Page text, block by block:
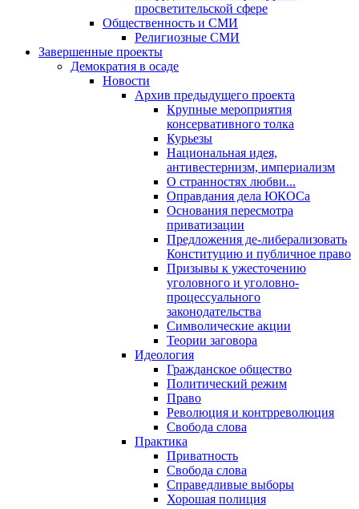
просветительской сфере
Общественность и СМИ
Религиозные СМИ
Завершенные проекты
Демократия в осаде
Новости
Архив предыдущего проекта
Крупные мероприятия
консервативного толка
Курьезы
Национальная идея,
антивестернизм, империализм
О странностях любви...
Оправдания дела ЮКОСа
Основания пересмотра
приватизации
Предложения де-либерализовать
Конституцию и публичное право
Призывы к ужесточению
уголовного и уголовно-
процессуального
законодательства
Символические акции
Теории заговора
Идеология
Гражданское общество
Политический режим
Право
Революция и контрреволюция
Свобода слова
Практика
Приватность
Свобода слова
Справедливые выборы
Хорошая полиция